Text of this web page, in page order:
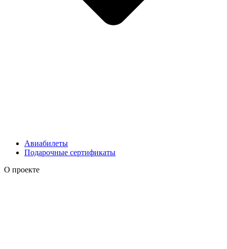
Авиабилеты
Подарочные сертификаты
О проекте